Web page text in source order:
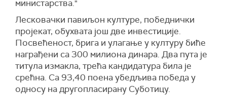
министарства."
Лесковачки павиљон културе, победнички
пројекат, обухвата још две инвестиције.
Посвећеност, брига и улагање у културу биће
награђени са 300 милиона динара. Два пута је
титула измакла, трећа кандидатура била је
срећна. Са 93,40 поена убедљива победа у
односу на другопласирану Суботицу.